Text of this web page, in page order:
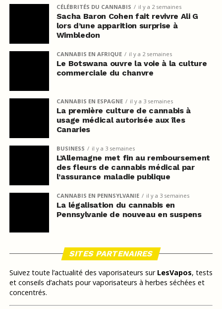
CÉLÉBRITÉS DU CANNABIS il y a 2 semaines
Sacha Baron Cohen fait revivre Ali G
lors d’une apparition surprise à
Wimbledon
CANNABIS EN AFRIQUE il y a 2 semaines
Le Botswana ouvre la voie à la culture
commerciale du chanvre
CANNABIS EN ESPAGNE il y a 3 semaines
La première culture de cannabis à
usage médical autorisée aux îles
Canaries
BUSINESS il y a 3 semaines
L’Allemagne met fin au remboursement
des fleurs de cannabis médical par
l’assurance maladie publique
CANNABIS EN PENNSYLVANIE il y a 3 semaines
La légalisation du cannabis en
Pennsylvanie de nouveau en suspens
SITES PARTENAIRES
Suivez toute l’actualité des vaporisateurs sur LesVapos, tests
et conseils d’achats pour vaporisateurs à herbes séchées et
concentrés.